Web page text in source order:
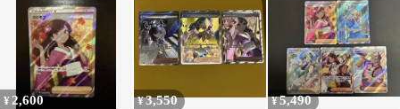
¥ 2,600 ¥3,550 ¥5,490